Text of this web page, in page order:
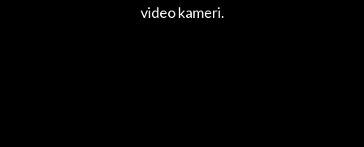
video kameri.